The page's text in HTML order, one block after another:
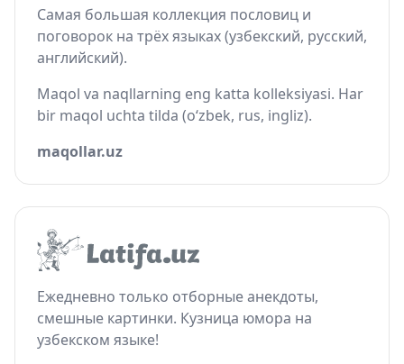
Самая большая коллекция пословиц и
поговорок на трёх языках (узбекский, русский,
английский).
Maqol va naqllarning eng katta kolleksiyasi. Har
bir maqol uchta tilda (o‘zbek, rus, ingliz).
maqollar.uz
Ежедневно только отборные анекдоты,
смешные картинки. Кузница юмора на
узбекском языке!